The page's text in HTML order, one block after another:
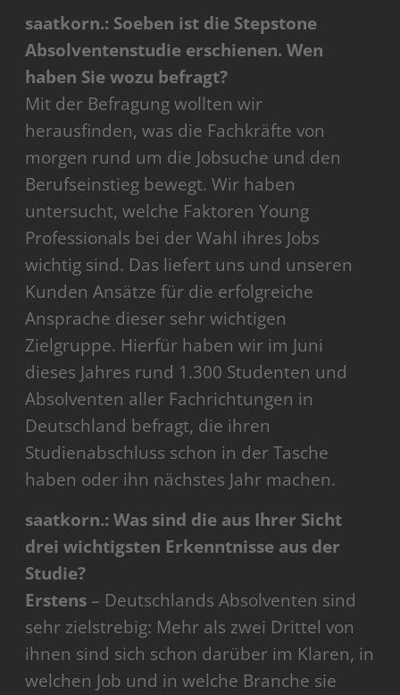
saatkorn.: Soeben ist die Stepstone
Absolventenstudie erschienen. Wen
haben Sie wozu befragt?
Mit der Befragung wollten wir
herausfinden, was die Fachkräfte von
morgen rund um die Jobsuche und den
Berufseinstieg bewegt. Wir haben
untersucht, welche Faktoren Young
Professionals bei der Wahl ihres Jobs
wichtig sind. Das liefert uns und unseren
Kunden Ansätze für die erfolgreiche
Ansprache dieser sehr wichtigen
Zielgruppe. Hierfür haben wir im Juni
dieses Jahres rund 1.300 Studenten und
Absolventen aller Fachrichtungen in
Deutschland befragt, die ihren
Studienabschluss schon in der Tasche
haben oder ihn nächstes Jahr machen.
saatkorn.: Was sind die aus Ihrer Sicht
drei wichtigsten Erkenntnisse aus der
Studie?
Erstens – Deutschlands Absolventen sind
sehr zielstrebig: Mehr als zwei Drittel von
ihnen sind sich schon darüber im Klaren, in
welchen Job und in welche Branche sie